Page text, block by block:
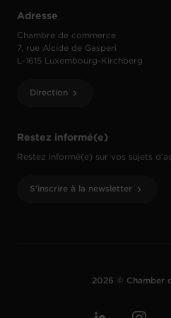
Restez informé(e)
Restez informé(e) sur vos sujets
S'inscrire à la newsletter
Adresse
Chambre de commerce
7, rue Alcide de Gasperi
L-1615 Luxembourg-Kirchberg
Direction
2026 © Chamber